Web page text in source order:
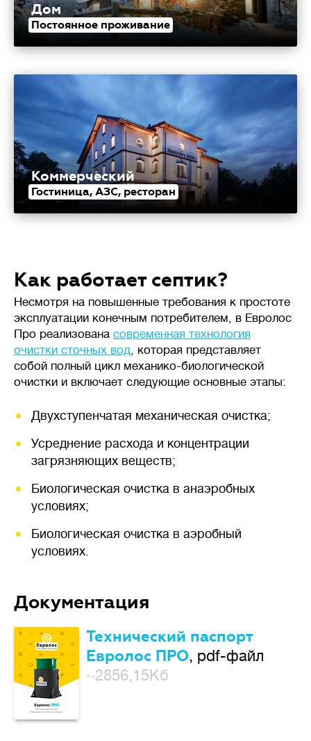
Дом
Постоянное проживание
Коммерческий
Гостиница, АЗС, ресторан
Как работает септик?
Несмотря на повышенные требования к простоте
эксплуатации конечным потребителем, в Евролос
Про реализована современная технология
очистки сточных вод, которая представляет
собой полный цикл механико-биологической
очистки и включает следующие основные этапы:
Двухступенчатая механическая очистка;
Усреднение расхода и концентрации
загрязняющих веществ;
Биологическая очистка в анаэробных
условиях;
Биологическая очистка в аэробный
условиях.
Документация
Технический паспорт
Евролос ПРО, pdf-файл
~2856,15Кб